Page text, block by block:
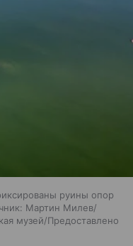
руины опор
Мартин Милев/
музей/Предоставлено